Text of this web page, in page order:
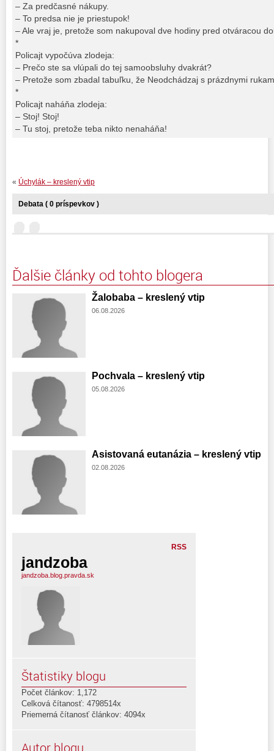
– Za predčasné nákupy.
– To predsa nie je priestupok!
– Ale vraj je, pretože som nakupoval dve hodiny pred otváracou
*
Policajt vypočúva zlodeja:
– Prečo ste sa vlúpali do tej samoobsluhy dvakrát?
– Pretože som zbadal tabuľku, že Neodchádzaj s prázdnymi
*
Policajt naháňa zlodeja:
– Stoj! Stoj!
– Tu stoj, pretože teba nikto nenaháňa!
« Úchylák – kreslený vtip
Debata ( 0 príspevkov )
Ďalšie články od tohto blogera
Žalobaba – kreslený vtip
06.08.2026
Pochvala – kreslený vtip
05.08.2026
Asistovaná eutanázia – kreslený vtip
02.08.2026
RSS
jandzoba
jandzoba.blog.pravda.sk
Štatistiky blogu
Počet článkov: 1,172
Celková čítanosť: 4798514x
Priemerná čítanosť článkov: 4094x
Autor blogu